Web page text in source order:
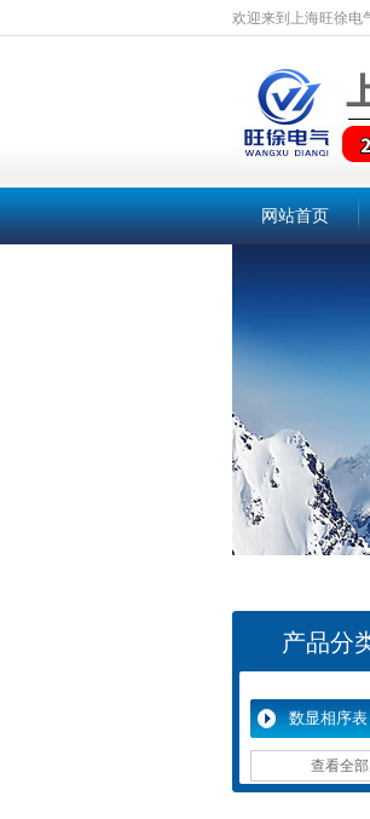
欢迎来到上海旺徐电
网站首页
产品分
数显相序表
查看全